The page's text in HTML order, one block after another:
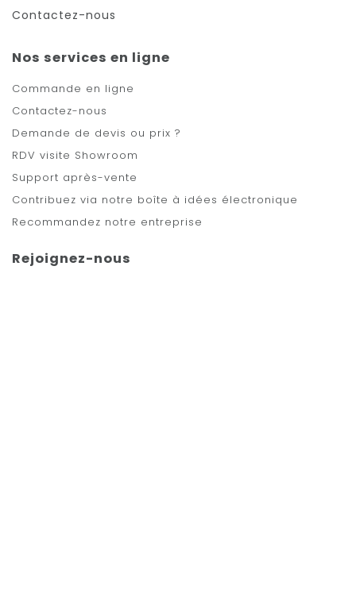
Contactez-nous
Nos services en ligne
Commande en ligne
Contactez-nous
Demande de devis ou prix ?
RDV visite Showroom
Support après-vente
Contribuez via notre boîte à idées électronique
Recommandez notre entreprise
Rejoignez-nous